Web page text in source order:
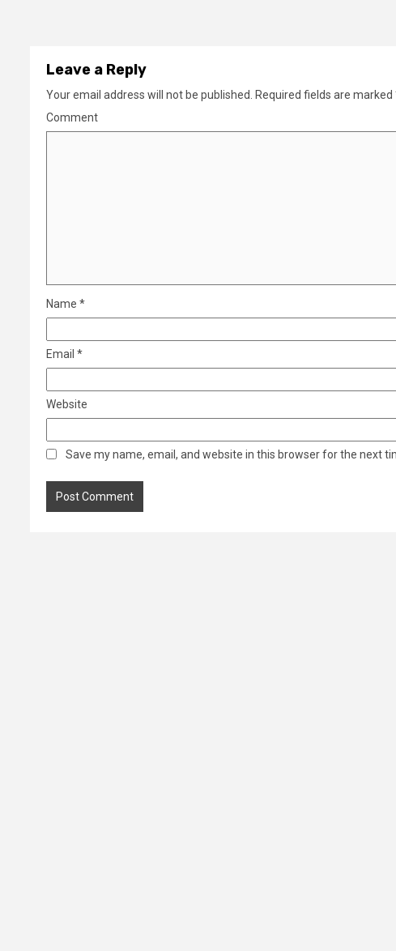
Leave a Reply
Your email address will not be published. Required fields are marked
Comment
Name *
Email *
Website
Save my name, email, and website in this browser for the next